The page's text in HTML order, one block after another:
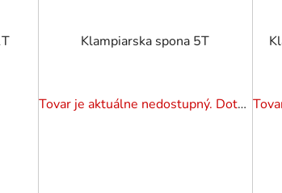
Klampiarska spona 5T
Tovar je aktuálne nedostupný. Dotazuj dostupnosť.